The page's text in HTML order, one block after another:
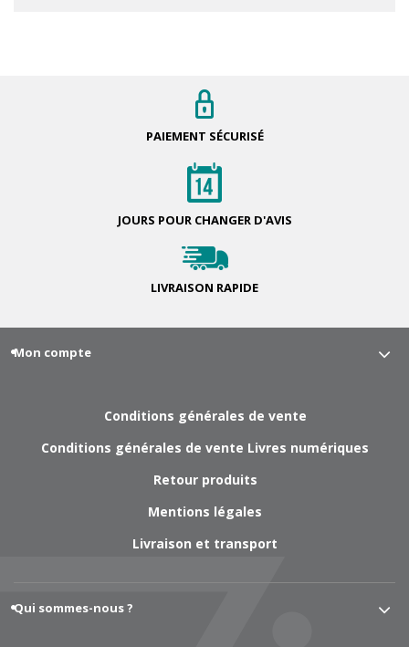
PAIEMENT SÉCURISÉ
JOURS POUR CHANGER D'AVIS
LIVRAISON RAPIDE
Mon compte
Conditions générales de vente
Conditions générales de vente Livres numériques
Retour produits
Mentions légales
Livraison et transport
Qui sommes-nous ?